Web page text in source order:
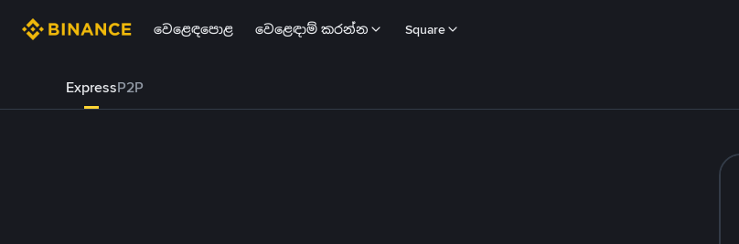
වෙළෙඳපොළ වෙළෙඳාම් කරන්න Square
ExpressP2P